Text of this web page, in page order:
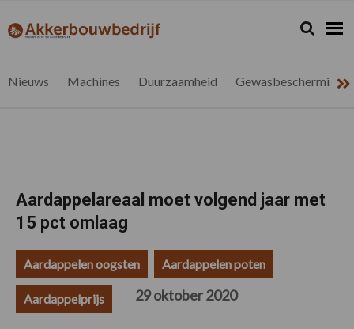
de
de
de
de
akkerbouwbedrijf.be
Nieuws
Zoeken...
Zoek
Nieuws Machines Duurzaamheid Gewasbescherming
Aardappelareaal moet volgend jaar met
15 pct omlaag
Aardappelen oogsten Aardappelen poten
Aardappelprijs 29 oktober 2020